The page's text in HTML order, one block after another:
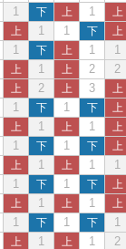
1 下 上 1 上
上 1 1 下 上
1 下 上 1
1
上 1 上 2
2
上 2 上 3 上
1 下 1 下 上
上 1 上 1 上
1 下 1 下 上
上 1 上 1
1
1 下 1 下 上
上 1 上 1 上
1 下 1 下
1
上 1 上 1
2